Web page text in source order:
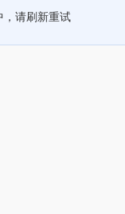
，请刷新重试